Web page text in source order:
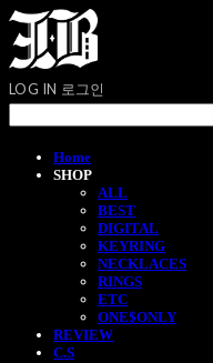
LOG IN 로그인
Home
SHOP
ALL
BEST
DIGITAL
KEYRING
NECKLACES
RINGS
ETC
ONE$ONLY
REVIEW
C.S